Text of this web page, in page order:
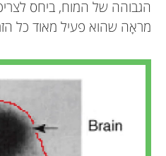
הגבוהה של המוח, ביחס
מראָה שהוא פעיל מאוד כל